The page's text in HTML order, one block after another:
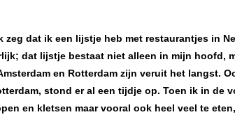
zeg dat ik een lijstje heb met restaurantjes in
dat lijstje bestaat niet alleen in mijn hoofd,
en Rotterdam zijn veruit het langst.
stond er al een tijdje op. Toen ik in de
en kletsen maar vooral ook heel veel te